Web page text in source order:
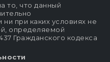
то, что данный
при каких условиях не
определяемой
Гражданского кодекса